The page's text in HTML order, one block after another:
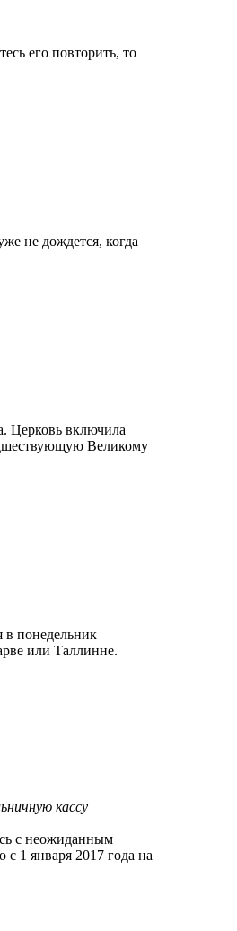
его повторить, то
не дождется, когда
Церковь включила
Великому
в понедельник
или Таллинне.
кассу
с неожиданным
1 января 2017 года на